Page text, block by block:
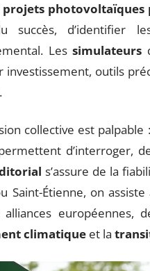
projets photovoltaïques
succès, d’identifier
Lessimulateurs
investissement, outils
collective est palpable :
d’interroger,
s’assure de la
Saint-Étienne, on
alliances européennes,
climatique et la